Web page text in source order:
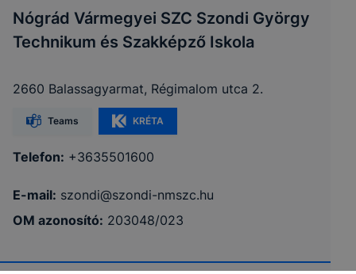
Nógrád Vármegyei SZC Szondi György
Technikum és Szakképző Iskola
2660 Balassagyarmat, Régimalom utca 2.
Teams KRÉTA
Telefon: +3635501600
E-mail: szondi@szondi-nmszc.hu
OM azonosító: 203048/023